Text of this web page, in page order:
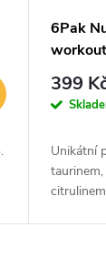
6Pak
workout
399
Unikátní